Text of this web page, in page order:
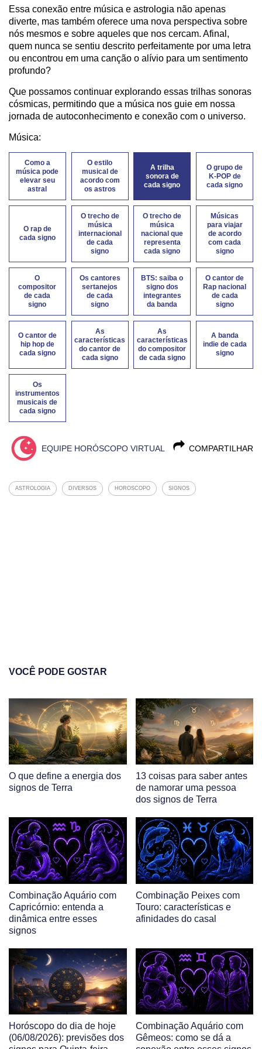
Essa conexão entre música e astrologia não apenas
diverte, mas também oferece uma nova perspectiva sobre
nós mesmos e sobre aqueles que nos cercam. Afinal,
quem nunca se sentiu descrito perfeitamente por uma letra
ou encontrou em uma canção o alívio para um sentimento
profundo?
Que possamos continuar explorando essas trilhas sonoras
cósmicas, permitindo que a música nos guie em nossa
jornada de autoconhecimento e conexão com o universo.
Música:
Como a
música pode
elevar seu
astral
O estilo
musical de
acordo com
os astros
A trilha
sonora de
cada signo
O grupo de
K-POP de
cada signo
O rap de
cada signo
O trecho de
música
internacional
de cada
signo
O trecho de
música
nacional que
representa
cada signo
Músicas
para viajar
de acordo
com cada
signo
O
compositor
de cada
signo
Os cantores
sertanejos
de cada
signo
BTS: saiba o
signo dos
integrantes
da banda
O cantor de
Rap nacional
de cada
signo
O cantor de
hip hop de
cada signo
As
características
do cantor de
cada signo
As
características
do compositor
de cada signo
A banda
indie de cada
signo
Os
instrumentos
musicais de
cada signo
COMPARTILHAR
EQUIPE HORÓSCOPO VIRTUAL
ASTROLOGIA DIVERSOS HOROSCOPO SIGNOS
VOCÊ PODE GOSTAR
O que define a energia dos
signos de Terra
13 coisas para saber antes
de namorar uma pessoa
dos signos de Terra
Combinação Aquário com
Capricórnio: entenda a
dinâmica entre esses
signos
Combinação Peixes com
Touro: características e
afinidades do casal
Horóscopo do dia de hoje
(06/08/2026): previsões dos
Combinação Aquário com
Gêmeos: como se dá a